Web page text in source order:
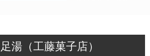
湯（工藤菓子店）